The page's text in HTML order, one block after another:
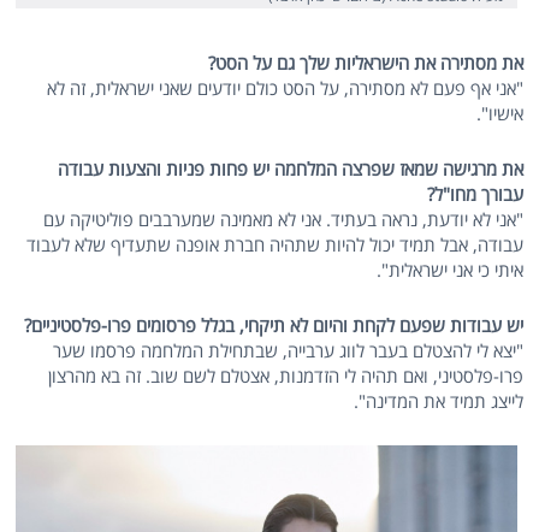
את מסתירה את הישראליות שלך גם על הסט?
"אני אף פעם לא מסתירה, על הסט כולם יודעים שאני ישראלית, זה לא
אישיו".
את מרגישה שמאז שפרצה המלחמה יש פחות פניות והצעות עבודה
עבורך מחו"ל?
"אני לא יודעת, נראה בעתיד. אני לא מאמינה שמערבבים פוליטיקה עם
עבודה, אבל תמיד יכול להיות שתהיה חברת אופנה שתעדיף שלא לעבוד
איתי כי אני ישראלית".
יש עבודות שפעם לקחת והיום לא תיקחי, בגלל פרסומים פרו-פלסטיניים?
"יצא לי להצטלם בעבר לווג ערבייה, שבתחילת המלחמה פרסמו שער
פרו-פלסטיני, ואם תהיה לי הזדמנות, אצטלם לשם שוב. זה בא מהרצון
לייצג תמיד את המדינה".